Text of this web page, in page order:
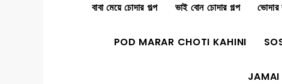
বাবা মেয়ে চোদার গল্প ভাই বোন চোদার গল্প ভোদার
POD MARAR CHOTI KAHINI
JAMAI